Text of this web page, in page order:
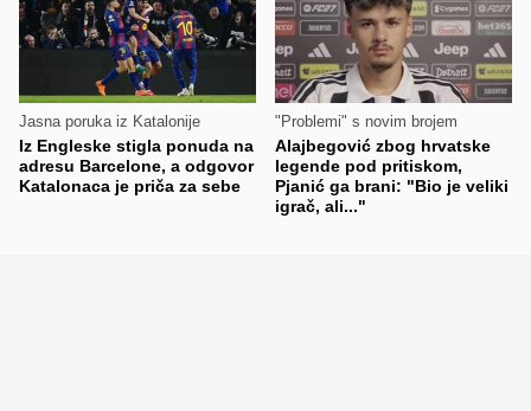
Jasna poruka iz Katalonije
Iz Engleske stigla ponuda na
adresu Barcelone, a odgovor
Katalonaca je priča za sebe
"Problemi" s novim brojem
Alajbegović zbog hrvatske
legende pod pritiskom,
Pjanić ga brani: "Bio je veliki
igrač, ali..."